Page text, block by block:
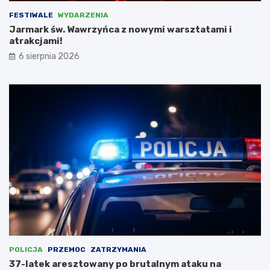
ć
z
N
i
e
a
ą
c
n
a
d
o
t
a
FESTIWALE WYDARZENIA
Jarmark św. Wawrzyńca z nowymi warsztatami i
atrakcjami!
6 sierpnia 2026
POLICJA PRZEMOC ZATRZYMANIA
37-latek aresztowany po brutalnym ataku na